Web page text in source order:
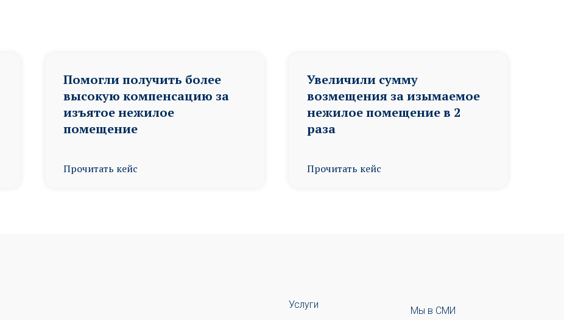
Помогли получить более
высокую компенсацию за
изъятое нежилое
помещение
Прочитать кейс
Увеличили сумму
возмещения за изымаемое
нежилое помещение в 2
раза
Прочитать кейс
Услуги
Мы в СМИ